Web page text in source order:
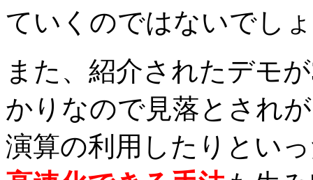
ていくのではないでし
また、紹介されたデモ
かりなので見落とされ
演算の利用したりとい